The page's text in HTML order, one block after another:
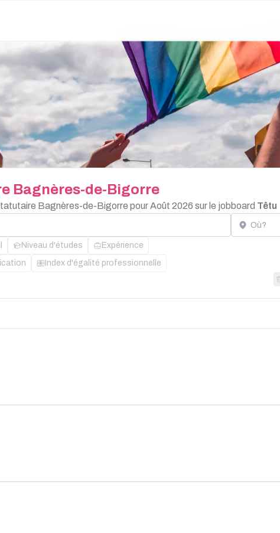
Bagnères-de-Bigorre
Bagnères-de-Bigorre pour Août 2026 sur le jobboard Têtu
Localisation
Niveau d'études Expérience
Index d'égalité professionnelle